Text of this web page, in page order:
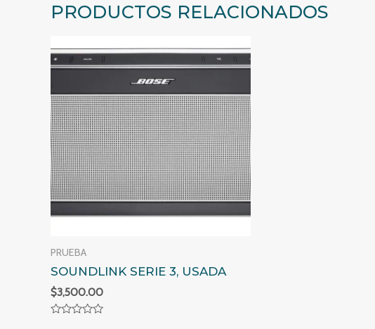
PRODUCTOS RELACIONADOS
PRUEBA
SOUNDLINK SERIE 3, USADA
$3,500.00